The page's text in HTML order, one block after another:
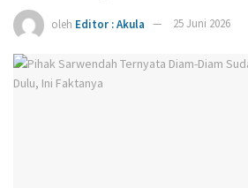
oleh Editor : Akula 25 Juni 2026